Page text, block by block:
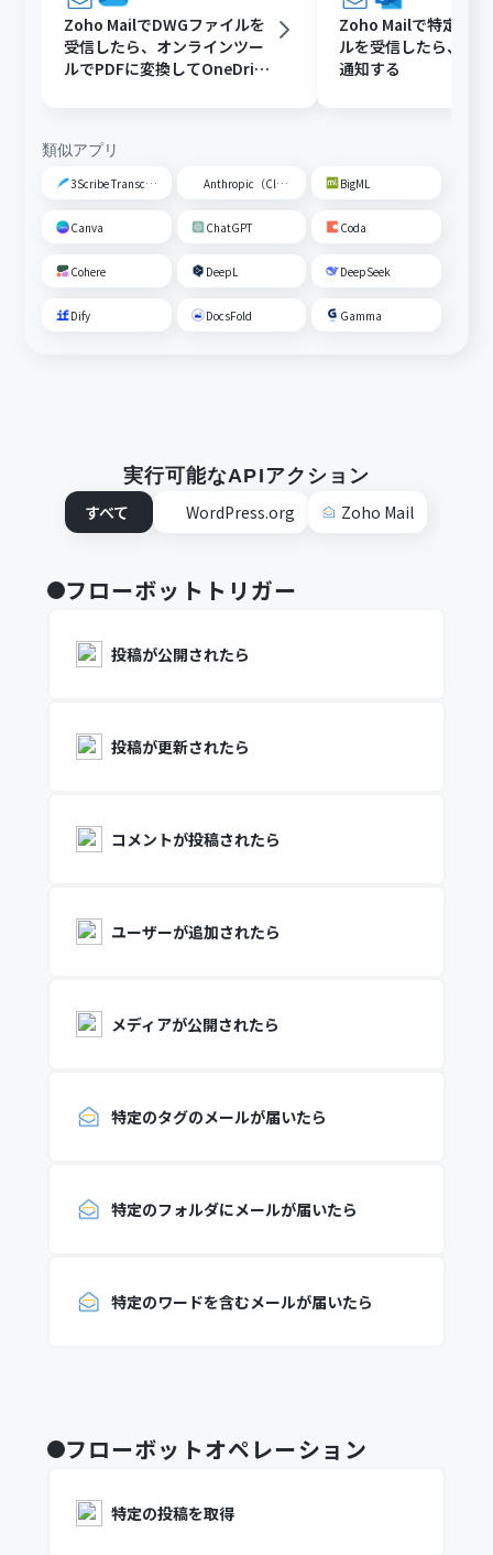
Zoho MailでDWGファイルを
受信したら、オンラインツー
ルでPDFに変換してOneDrive
Zoho Mailで特定条件
ルを受信したら、
通知する
類似アプリ
3Scribe Transcription Anthropic（Claude） BigML
Canva ChatGPT Coda
Cohere DeepL DeepSeek
Dify DocsFold Gamma
実行可能なAPIアクション
すべて
WordPress.org Zoho Mail
フローボットトリガー
投稿が公開されたら
投稿が更新されたら
コメントが投稿されたら
ユーザーが追加されたら
メディアが公開されたら
特定のタグのメールが届いたら
特定のフォルダにメールが届いたら
特定のワードを含むメールが届いたら
フローボットオペレーション
特定の投稿を取得